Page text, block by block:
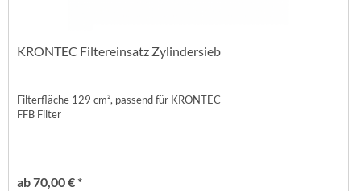
KRONTEC Filtereinsatz Zylindersieb
Filterfläche 129 cm², passend für KRONTEC
FFB Filter
ab 70,00 € *